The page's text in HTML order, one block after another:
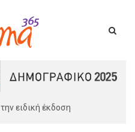
την ειδική έκδοση